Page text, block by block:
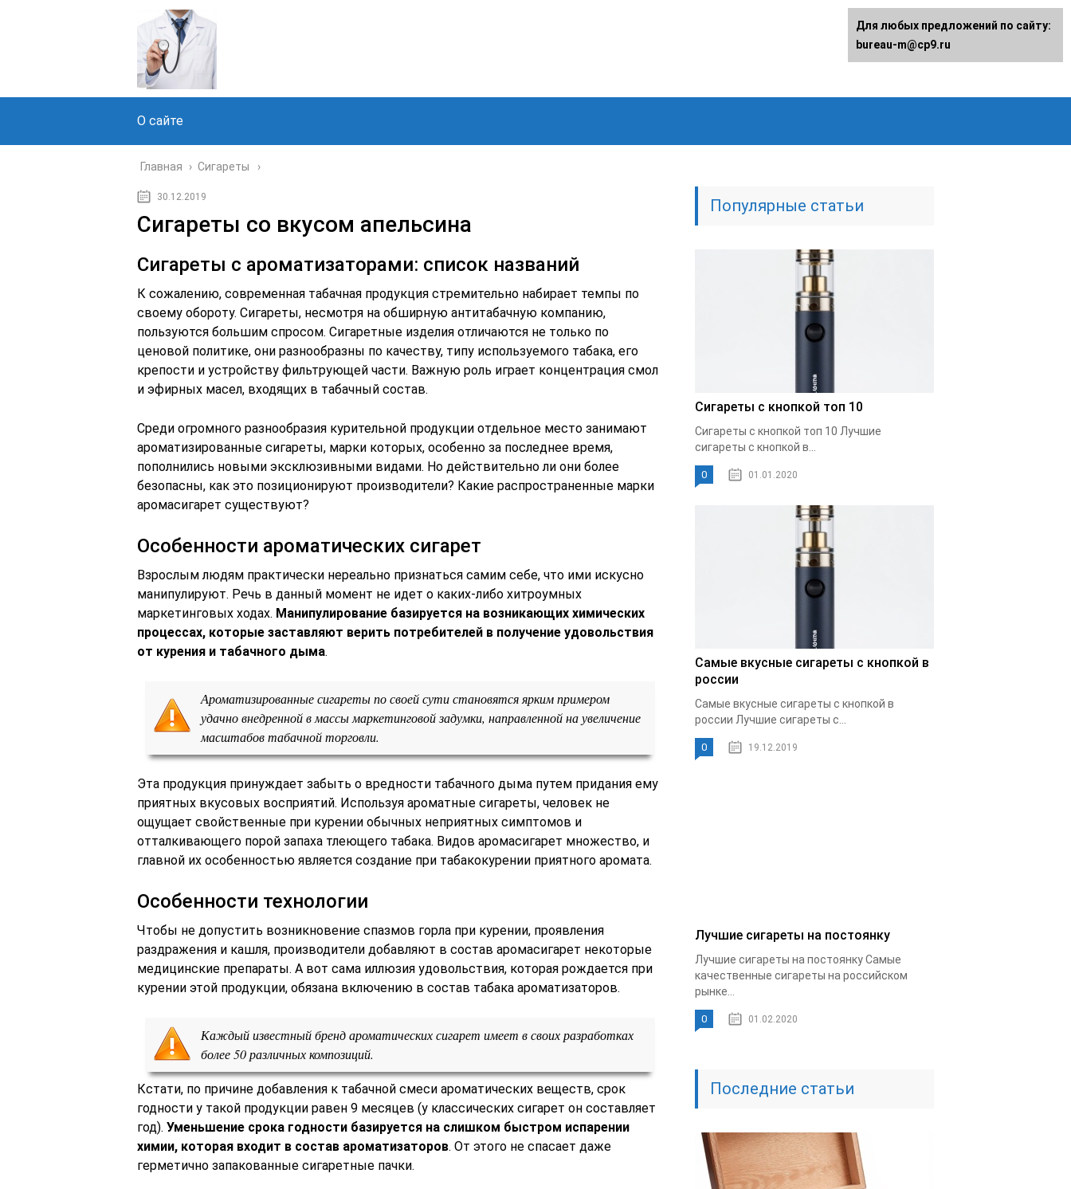
О сайте
Главная › Сигареты
30.12.2019
Сигареты со вкусом апельсина
Сигареты с ароматизаторами: список названий
К сожалению, современная табачная продукция стремительно набирает темпы по
своему обороту. Сигареты, несмотря на обширную антитабачную компанию,
пользуются большим спросом. Сигаретные изделия отличаются не только по
ценовой политике, они разнообразны по качеству, типу используемого табака, его
крепости и устройству фильтрующей части. Важную роль играет концентрация смол
и эфирных масел, входящих в табачный состав.
Среди огромного разнообразия курительной продукции отдельное место занимают
ароматизированные сигареты, марки которых, особенно за последнее время,
пополнились новыми эксклюзивными видами. Но действительно ли они более
безопасны, как это позиционируют производители? Какие распространенные марки
аромасигарет существуют?
Особенности ароматических сигарет
Взрослым людям практически нереально признаться самим себе, что ими искусно
манипулируют. Речь в данный момент не идет о каких-либо хитроумных
маркетинговых ходах. Манипулирование базируется на возникающих химических
процессах, которые заставляют верить потребителей в получение удовольствия
от курения и табачного дыма.
Ароматизированные сигареты по своей сути становятся ярким примером
удачно внедренной в массы маркетинговой задумки, направленной на увеличение
масштабов табачной торговли.
Эта продукция принуждает забыть о вредности табачного дыма путем придания ему
приятных вкусовых восприятий. Используя ароматные сигареты, человек не
ощущает свойственные при курении обычных неприятных симптомов и
отталкивающего порой запаха тлеющего табака. Видов аромасигарет множество, и
главной их особенностью является создание при табакокурении приятного аромата.
Особенности технологии
Чтобы не допустить возникновение спазмов горла при курении, проявления
раздражения и кашля, производители добавляют в состав аромасигарет некоторые
медицинские препараты. А вот сама иллюзия удовольствия, которая рождается при
курении этой продукции, обязана включению в состав табака ароматизаторов.
Каждый известный бренд ароматических сигарет имеет в своих разработках
более 50 различных композиций.
Кстати, по причине добавления к табачной смеси ароматических веществ, срок
годности у такой продукции равен 9 месяцев (у классических сигарет он составляет
год). Уменьшение срока годности базируется на слишком быстром испарении
химии, которая входит в состав ароматизаторов. От этого не спасает даже
герметично запакованные сигаретные пачки.
Популярные статьи
Сигареты с кнопкой топ 10
Сигареты с кнопкой топ 10 Лучшие
сигареты с кнопкой в...
0 01.01.2020
Самые вкусные сигареты с кнопкой в
россии
Самые вкусные сигареты с кнопкой в
россии Лучшие сигареты с...
0 19.12.2019
Лучшие сигареты на постоянку
Лучшие сигареты на постоянку Самые
качественные сигареты на российском
рынке...
0 01.02.2020
Последние статьи
Для любых предложений по сайту:
bureau-m@cp9.ru